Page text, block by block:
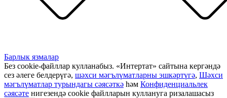
Барлык язмалар
Без cookie-файллар кулланабыз. «Интертат» сайтына кергәндә
сез әлеге белдерүгә, шәхси мәгълүматларны эшкәртүгә, Шәхси
мәгълүматлар турындагы сәясәткә һәм Конфиденциальлек
сәясәте нигезендә cookie файлларын куллануга ризалашасыз